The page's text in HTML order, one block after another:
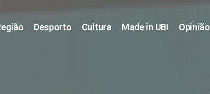
Desporto Cultura Made in UBI Opinião